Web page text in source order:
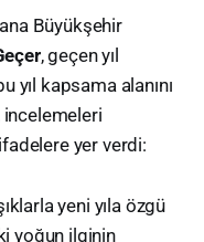
Büyükşehir
, geçen yıl
yıl kapsama alanını
incelemeleri
yer verdi:
yeni yıla özgü
yoğun ilginin